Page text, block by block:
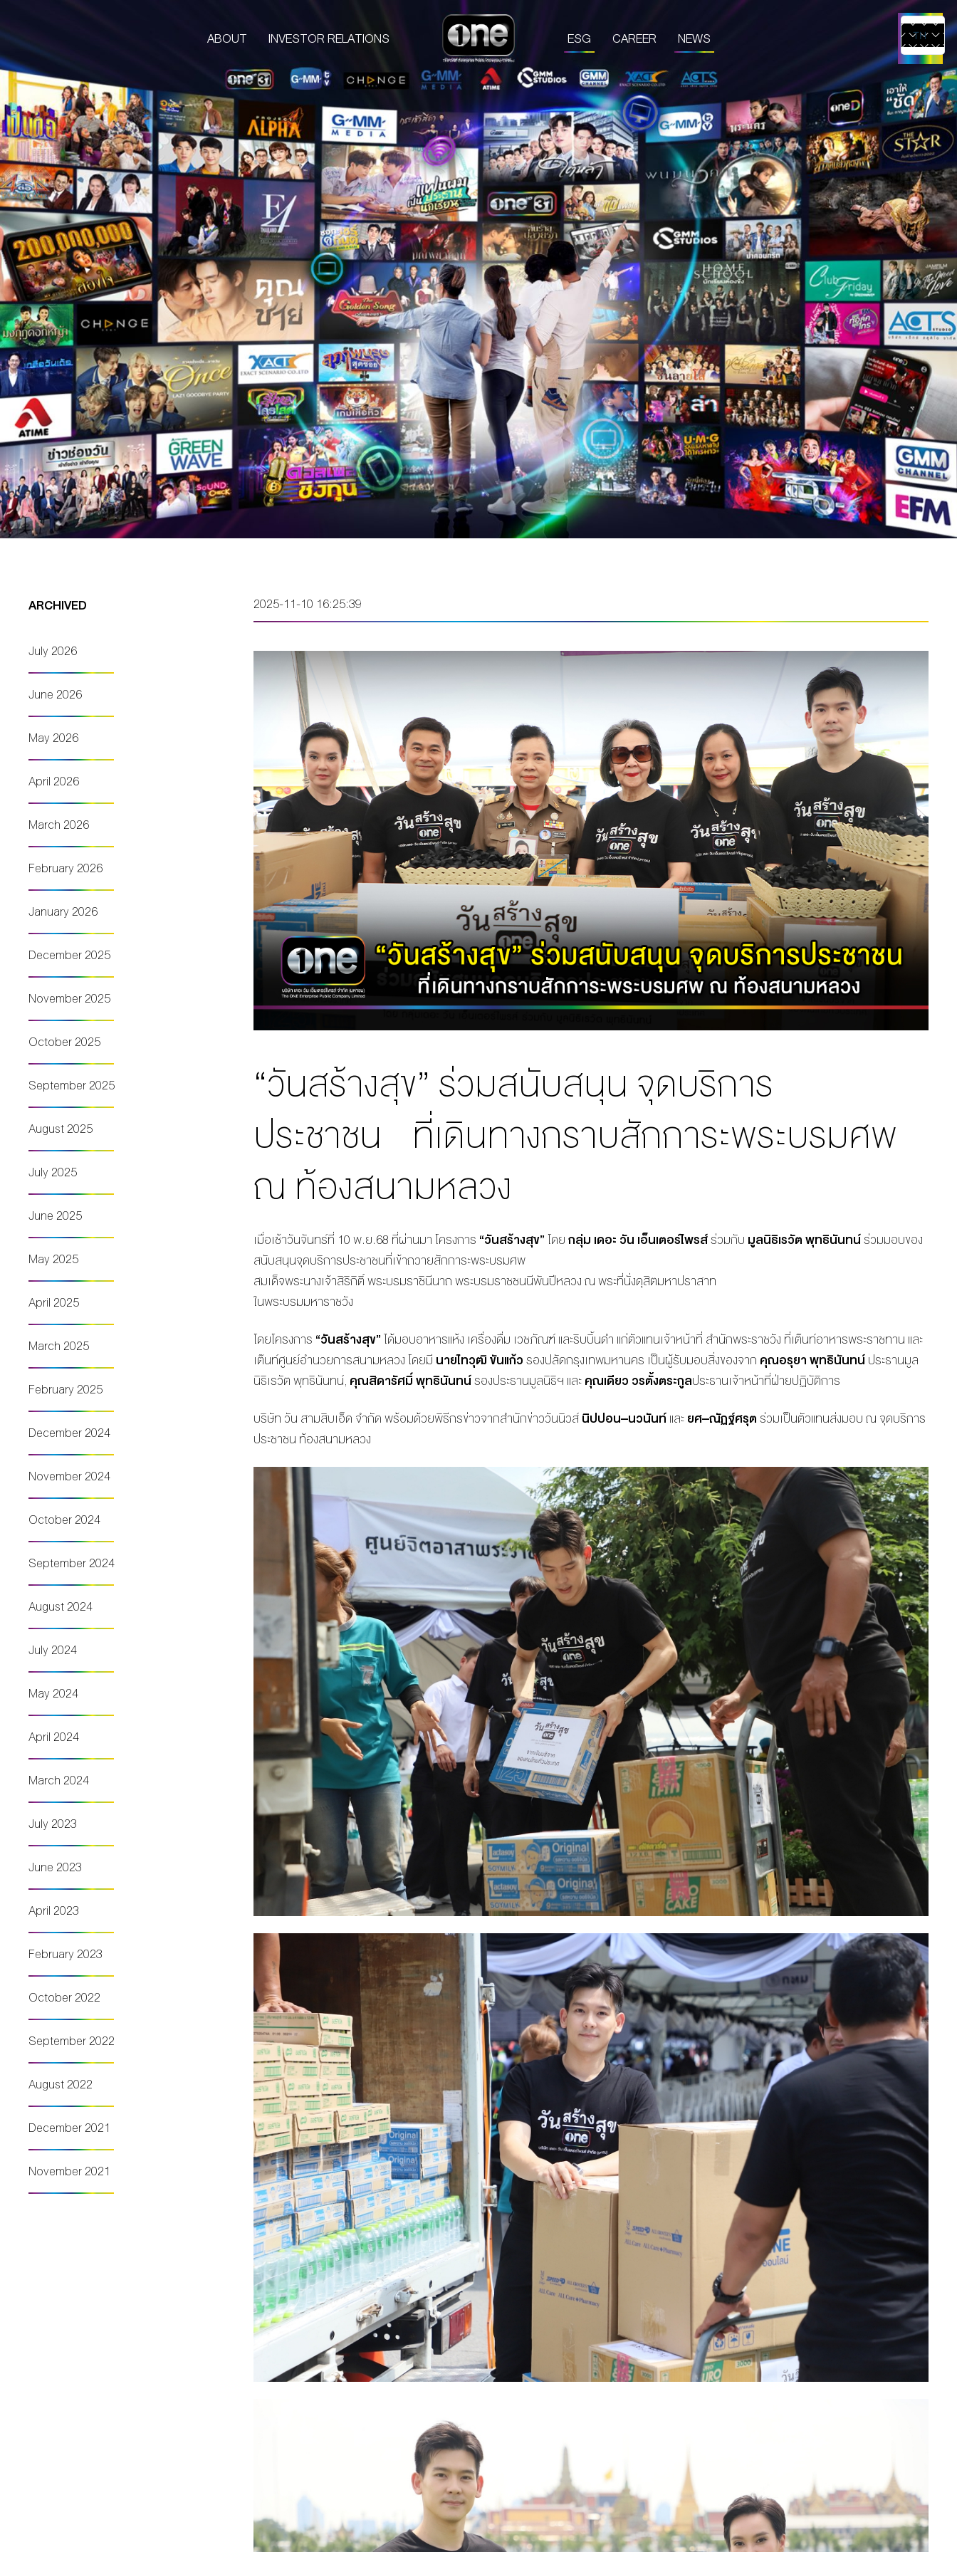
ABOUT INVESTOR RELATIONS ESG CAREER NEWS
TH
EN
ABOUT
CORPORATE
COMPANY’S BUSINESS
OUR VISION & MISSION
COMPANY BACKGROUND
LETTER FROM GROUP CEO
BOARD OF DIRECTORS
MANAGEMENT TEAM
ORGANIZATION CHART
AWARDS
COMPANIES
one31
GMM TV
CHANGE2561
GMM MEDIA
GMM STUDIOS
EXACT SCENARIO
ACTS STUDIO
PRODUCTS & SERVICES
CONTENT CREATOR
MEDIA
LIVE & EVENT
STUDIO RENTAL
ARTIST MANAGEMENT
MERCHANDISE
2025-11-10 16:25:39
“วันสร้างสุข” ร่วมสนับสนุน จุดบริการ
ประชาชน ที่เดินทางกราบสักการะพระบรมศพ
ณ ท้องสนามหลวง
เมื่อเช้าวันจันทร์ที่ 10พ.ย.68 ที่ผ่านมา โครงการ “วันสร้างสุข”โดยกลุ่ม เดอะ วัน เอ็นเตอร์ไพรส์ร่วมกับ มูลนิธิเรวัตพุทธินันทน์ร่วมมอบของ
สนับสนุนจุดบริการประชาชนที่เข้าถวายสักการะพระบรมศพ
สมเด็จพระนางเจ้าสิริกิติ์ พระบรมราชินีนาถ พระบรมราชชนนีพันปีหลวง ณ พระที่นั่งดุสิตมหาปราสาท
ในพระบรมมหาราชวัง
โดยโครงการ “วันสร้างสุข”ได้มอบอาหารแห้ง เครื่องดื่ม เวชภัณฑ์ และริบบิ้นดำ แก่ตัวแทนเจ้าหน้าที่ สำนักพระราชวัง ที่เต๊นท์อาหารพระราชทาน และ
เต๊นท์ศูนย์อำนวยการสนามหลวง โดยมี นายไทวุฒิขันแก้วรองปลัดกรุงเทพมหานคร เป็นผู้รับมอบสิ่งของจาก คุณอรุยาพุทธินันทน์ประธานมูล
นิธิเรวัต พุทธินันทน์, คุณสิดารัศมิ์พุทธินันทน์รองประธานมูลนิธิฯ และคุณเดียว วรตั้งตระกูลประธานเจ้าหน้าที่ฝ่ายปฏิบัติการ
บริษัท วัน สามสิบเอ็ด จำกัด พร้อมด้วยพิธีกรข่าวจากสำนักข่าววันนิวส์นิปปอน–นวนันท์และยศ–ณัฏฐ์ศรุตร่วมเป็นตัวแทนส่งมอบ ณ จุดบริการ
ประชาชน ท้องสนามหลวง
ARCHIVED
July 2026
June 2026
May 2026
April 2026
March 2026
February 2026
January 2026
December 2025
November 2025
October 2025
September 2025
August 2025
July 2025
June 2025
May 2025
April 2025
March 2025
February 2025
December 2024
November 2024
October 2024
September 2024
August 2024
July 2024
May 2024
April 2024
March 2024
July 2023
June 2023
April 2023
February 2023
October 2022
September 2022
August 2022
December 2021
November 2021